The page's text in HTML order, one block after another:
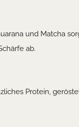
und Matcha
ab.
Protein,